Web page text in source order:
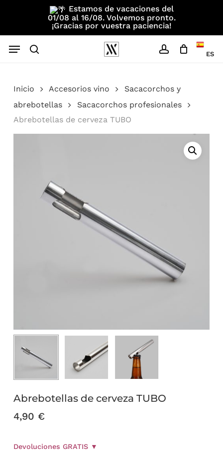
Estamos de vacaciones del
01/08 al 16/08. Volvemos pronto.
¡Gracias por vuestra paciencia!
ES
Menu
Inicio Accesorios vino
Sacacorchos y
abrebotellas
Sacacorchos profesionales
Abrebotellas de cerveza TUBO
Abrebotellas de cerveza TUBO
4,90 €
Devoluciones GRATIS ▼